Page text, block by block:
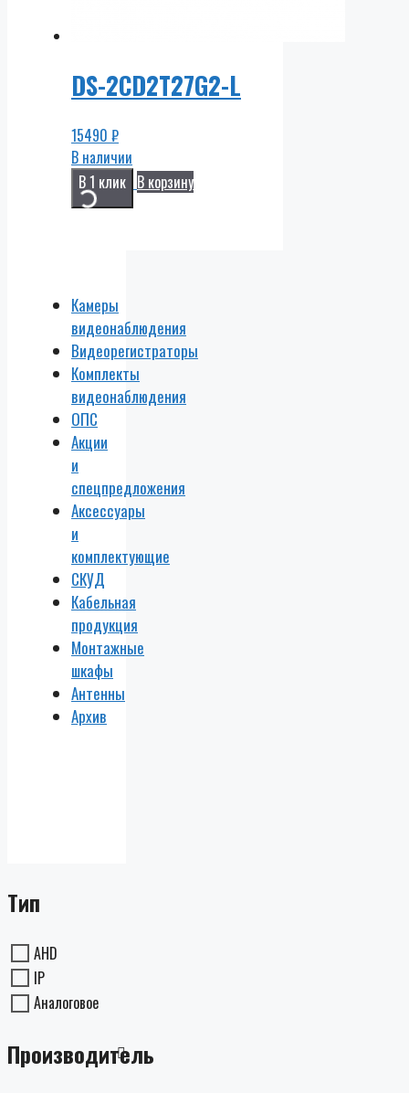
DS-2CD2T27G2-L
15490 ₽
В наличии
В 1 клик В корзину
Камеры
видеонаблюдения
Видеорегистраторы
Комплекты
видеонаблюдения
ОПС
Акции
и
спецпредложения
Аксессуары
и
комплектующие
СКУД
Кабельная
продукция
Монтажные
шкафы
Антенны
Архив
Тип
AHD
IP
Аналоговое
Производитель